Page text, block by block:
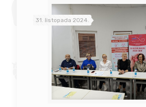
31. listopada 2024.